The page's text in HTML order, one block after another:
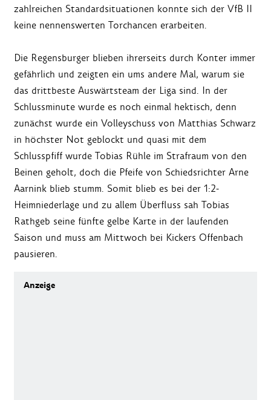
zahlreichen Standardsituationen konnte sich der VfB II
keine nennenswerten Torchancen erarbeiten.
Die Regensburger blieben ihrerseits durch Konter immer
gefährlich und zeigten ein ums andere Mal, warum sie
das drittbeste Auswärtsteam der Liga sind. In der
Schlussminute wurde es noch einmal hektisch, denn
zunächst wurde ein Volleyschuss von Matthias Schwarz
in höchster Not geblockt und quasi mit dem
Schlusspfiff wurde Tobias Rühle im Strafraum von den
Beinen geholt, doch die Pfeife von Schiedsrichter Arne
Aarnink blieb stumm. Somit blieb es bei der 1:2-
Heimniederlage und zu allem Überfluss sah Tobias
Rathgeb seine fünfte gelbe Karte in der laufenden
Saison und muss am Mittwoch bei Kickers Offenbach
pausieren.